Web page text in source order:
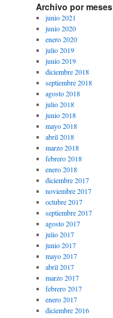
Archivo por meses
junio 2021
junio 2020
enero 2020
julio 2019
junio 2019
diciembre 2018
septiembre 2018
agosto 2018
julio 2018
junio 2018
mayo 2018
abril 2018
marzo 2018
febrero 2018
enero 2018
diciembre 2017
noviembre 2017
octubre 2017
septiembre 2017
agosto 2017
julio 2017
junio 2017
mayo 2017
abril 2017
marzo 2017
febrero 2017
enero 2017
diciembre 2016